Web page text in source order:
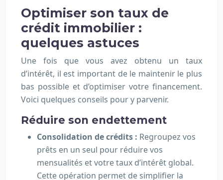
Optimiser son taux de
crédit immobilier :
quelques astuces
Une fois que vous avez obtenu un taux
d’intérêt, il est important de le maintenir le plus
bas possible et d’optimiser votre financement.
Voici quelques conseils pour y parvenir.
Réduire son endettement
Consolidation de crédits : Regroupez vos
prêts en un seul pour réduire vos
mensualités et votre taux d’intérêt global.
Cette opération permet de simplifier la